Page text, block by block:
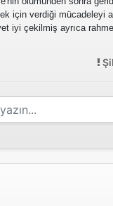
için verdiği mücadeleyi
iyi çekilmiş ayrıca